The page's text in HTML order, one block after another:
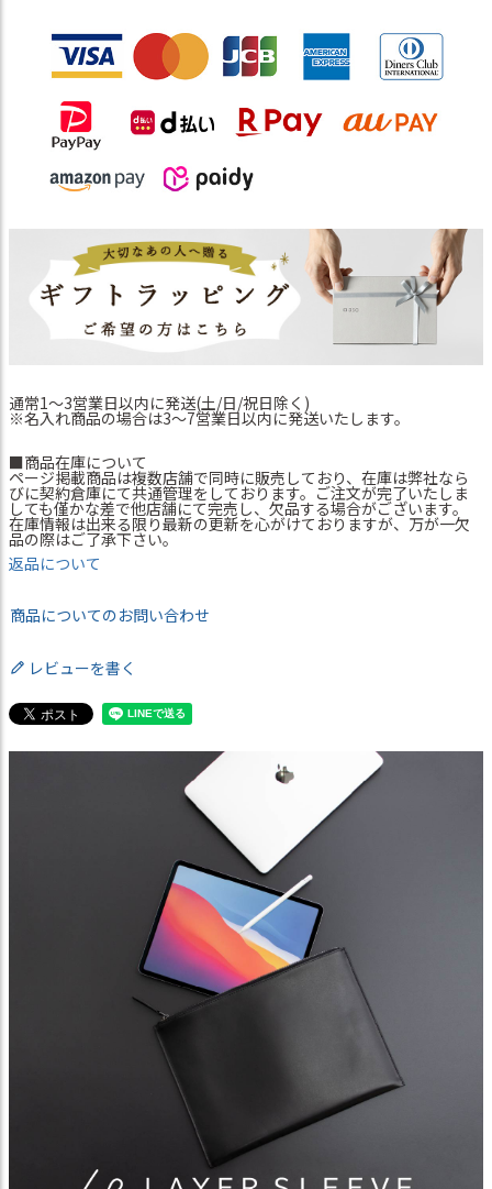
通常1～3営業日以内に発送(土/日/祝日除く)
※名入れ商品の場合は3～7営業日以内に発送いたします。
■商品在庫について
ページ掲載商品は複数店舗で同時に販売しており、在庫は弊社なら
びに契約倉庫にて共通管理をしております。ご注文が完了いたしま
しても僅かな差で他店舗にて完売し、欠品する場合がございます。
在庫情報は出来る限り最新の更新を心がけておりますが、万が一欠
品の際はご了承下さい。
返品について
商品についてのお問い合わせ
レビューを書く